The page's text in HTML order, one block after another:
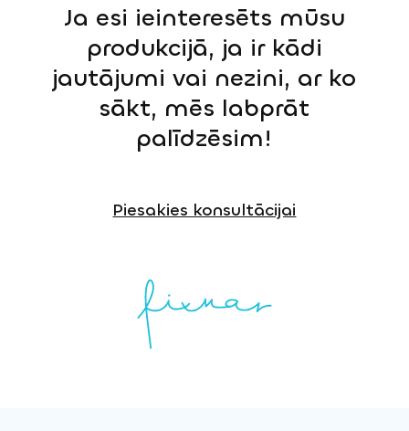
Ja esi ieinteresēts mūsu
produkcijā, ja ir kādi
jautājumi vai nezini, ar ko
sākt, mēs labprāt
palīdzēsim!
Piesakies konsultācijai